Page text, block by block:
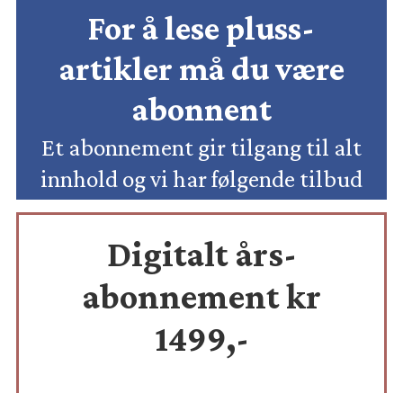
For å lese pluss-
artikler må du være
abonnent
Et abonnement gir tilgang til alt
innhold og vi har følgende tilbud
Digitalt års-
abonnement kr
1499,-